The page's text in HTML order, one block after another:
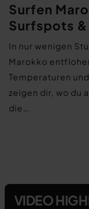
Surfen
Surfspots
In nur wenigen
Marokko
Temperaturen
zeigen dir, wo du
die…
VIDEO